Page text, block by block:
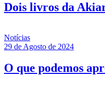
Dois livros da
Notícias
29 de Agosto de 2024
O que podemos